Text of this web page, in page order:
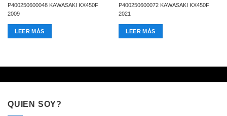
P400250600048 KAWASAKI KX450F
2009
LEER MÁS
P400250600072 KAWASAKI KX450F
2021
LEER MÁS
QUIEN SOY?